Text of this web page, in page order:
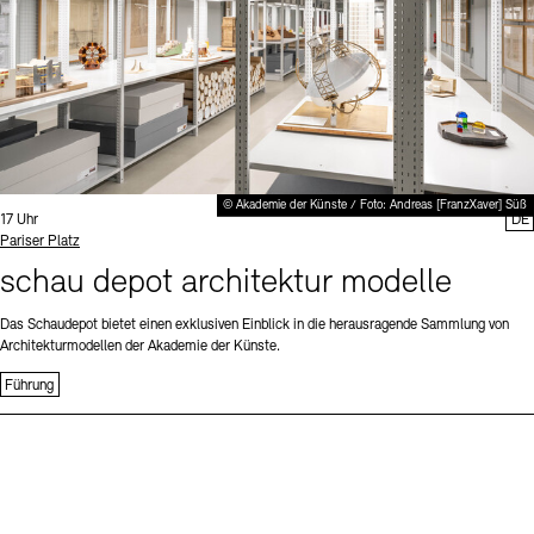
© Akademie der Künste / Foto: Andreas [FranzXaver] Süß
Uhrzeit:
17 Uhr
Standort
Pariser Platz
schau depot architektur modelle
Das Schaudepot bietet einen exklusiven Einblick in die herausragende Sammlung von
Architekturmodellen der Akademie der Künste.
Führung
DE